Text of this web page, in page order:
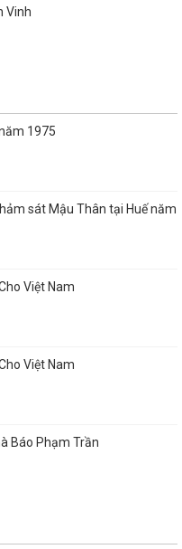
Vinh
1975
sát Mậu Thân tại Huế năm
Việt Nam
Việt Nam
Báo Phạm Trần